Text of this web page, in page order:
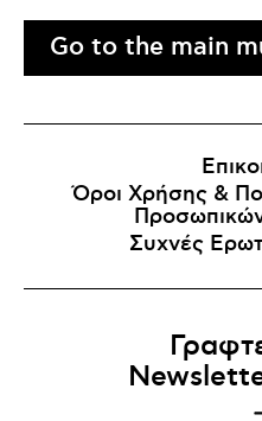
Go to the main
Όροι Χρήσης &
Συχνές